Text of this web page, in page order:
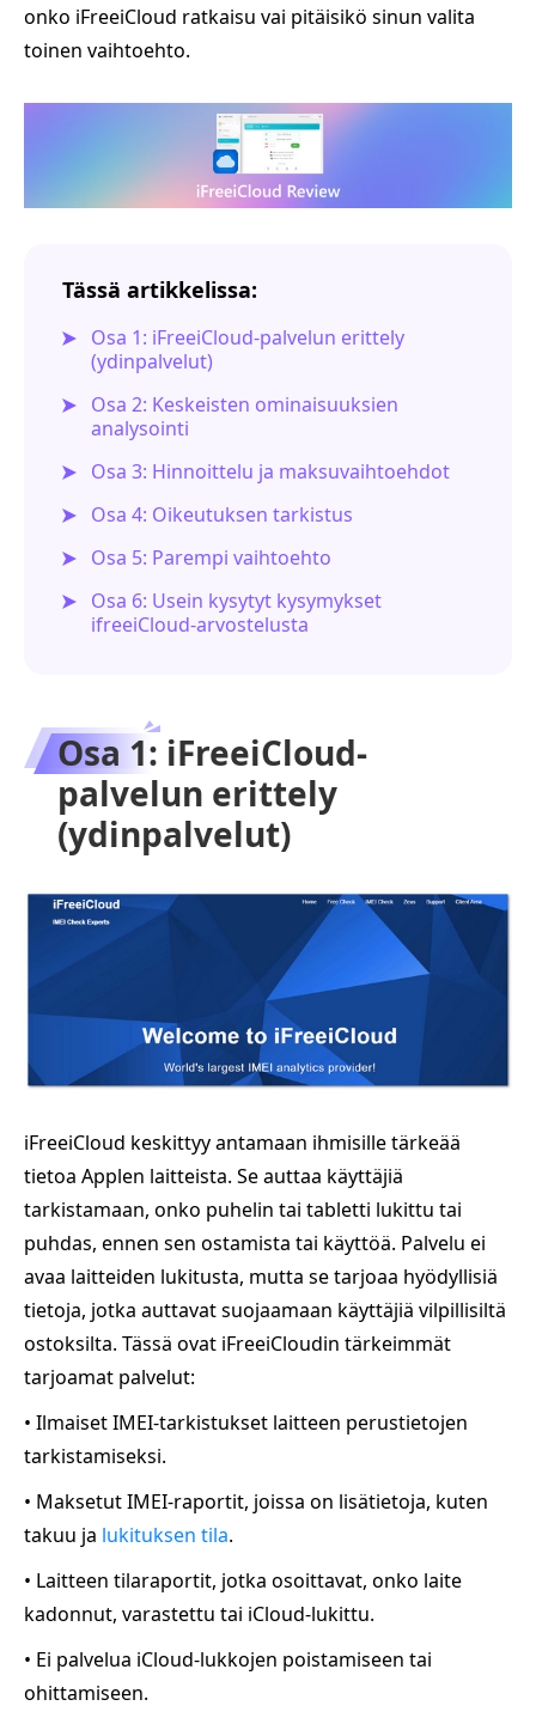
onko iFreeiCloud ratkaisu vai pitäisikö sinun valita
toinen vaihtoehto.
Tässä artikkelissa:
Osa 1: iFreeiCloud-palvelun erittely
(ydinpalvelut)
Osa 2: Keskeisten ominaisuuksien
analysointi
Osa 3: Hinnoittelu ja maksuvaihtoehdot
Osa 4: Oikeutuksen tarkistus
Osa 5: Parempi vaihtoehto
Osa 6: Usein kysytyt kysymykset
ifreeiCloud-arvostelusta
Osa 1: iFreeiCloud-
palvelun erittely
(ydinpalvelut)
iFreeiCloud keskittyy antamaan ihmisille tärkeää
tietoa Applen laitteista. Se auttaa käyttäjiä
tarkistamaan, onko puhelin tai tabletti lukittu tai
puhdas, ennen sen ostamista tai käyttöä. Palvelu ei
avaa laitteiden lukitusta, mutta se tarjoaa hyödyllisiä
tietoja, jotka auttavat suojaamaan käyttäjiä vilpillisiltä
ostoksilta. Tässä ovat iFreeiCloudin tärkeimmät
tarjoamat palvelut:
• Ilmaiset IMEI-tarkistukset laitteen perustietojen
tarkistamiseksi.
• Maksetut IMEI-raportit, joissa on lisätietoja, kuten
takuu ja lukituksen tila.
• Laitteen tilaraportit, jotka osoittavat, onko laite
kadonnut, varastettu tai iCloud-lukittu.
• Ei palvelua iCloud-lukkojen poistamiseen tai
ohittamiseen.